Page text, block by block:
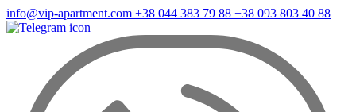
info@vip-apartment.com +38 044 383 79 88 +38 093 803 40 88